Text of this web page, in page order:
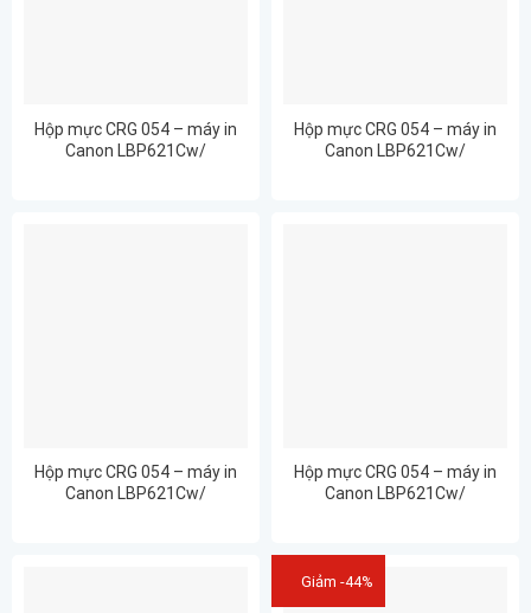
Hộp mực CRG 054 – máy in
Canon LBP621Cw/
Hộp mực CRG 054 – máy in
Canon LBP621Cw/
Hộp mực CRG 054 – máy in
Canon LBP621Cw/
Hộp mực CRG 054 – máy in
Canon LBP621Cw/
tháng
Giảm -44%